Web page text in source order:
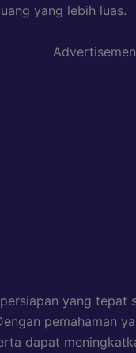
yang lebih luas.
yang tepat
pemahaman
dapat